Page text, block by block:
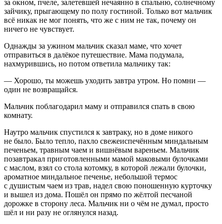
за окном, пчеле, залетевшей нечаянно в спальню, солнечному
зайчику, прыгающему по полу гостиной. Только вот мальчик
всё никак не мог понять, что же с ним не так, почему он
ничего не чувствует.
Однажды за ужином мальчик сказал маме, что хочет
отправиться в далёкое путешествие. Мама подумала,
нахмурившись, но потом ответила мальчику так:
— Хорошо, ты можешь уходить завтра утром. Но помни —
один не возвращайся.
Мальчик поблагодарил маму и отправился спать в свою
комнату.
Наутро мальчик спустился к завтраку, но в доме никого
не было. Было тепло, пахло свежеиспечённым миндальным
печеньем, травным чаем и вишнёвым вареньем. Мальчик
позавтракал приготовленными мамой маковыми булочками
с маслом, взял со стола котомку, в которой лежали булочки,
ароматное миндальное печенье, небольшой термос
с душистым чаем из трав, надел свою поношенную курточку
и вышел из дома. Пошёл он прямо по жёлтой песчаной
дорожке в сторону леса. Мальчик ни о чём не думал, просто
шёл и ни разу не оглянулся назад.